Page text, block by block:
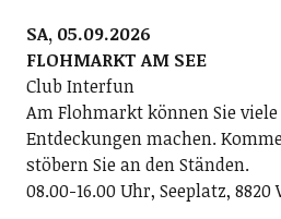
SA, 05.09.2026
FLOHMARKT AM SEE
Club Interfun
Am Flohmarkt können Sie
Entdeckungen machen.
stöbern Sie an den Ständen.
08.00-16.00 Uhr, Seeplatz,